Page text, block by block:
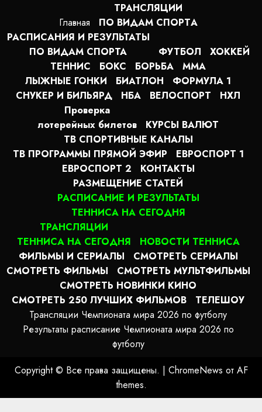
Главная
ТРАНСЛЯЦИИ
ПО ВИДАМ СПОРТA
РАСПИСАНИЯ И РЕЗУЛЬТАТЫ
ПО ВИДАМ СПОРТА
ФУТБОЛ
ХОККЕЙ
ТЕННИС
БОКС БОРЬБА
MMA
ЛЫЖНЫЕ ГОНКИ
БИАТЛОН
ФОРМУЛА 1
СНУКЕР И БИЛЬЯРД
НБА ВЕЛОСПОРТ
НХЛ
Проверка
лотерейных билетов
КУРСЫ ВАЛЮТ
ТВ СПОРТИВНЫЕ КАНАЛЫ
ТВ ПРОГРАММЫ ПРЯМОЙ ЭФИР
ЕВРОСПОРТ 1
ЕВРОСПОРТ 2
КОНТАКТЫ
РАЗМЕЩЕНИЕ СТАТЕЙ
РАСПИСАНИЕ И РЕЗУЛЬТАТЫ
ТЕННИСА НА СЕГОДНЯ
ТРАНСЛЯЦИИ
ТЕННИСА НА СЕГОДНЯ
НОВОСТИ ТЕННИСА
ФИЛЬМЫ И СЕРИАЛЫ
СМОТРЕТЬ СЕРИАЛЫ
СМОТРЕТЬ ФИЛЬМЫ
СМОТРЕТЬ МУЛЬТФИЛЬМЫ
СМОТРЕТЬ НОВИНКИ КИНО
СМОТРЕТЬ 250 ЛУЧШИХ ФИЛЬМОВ
ТЕЛЕШОУ
Трансляции Чемпионата мира 2026 по футболу
Результаты расписание Чемпионата мира 2026 по
футболу
Copyright © Все права защищены. | ChromeNews от AF
themes.